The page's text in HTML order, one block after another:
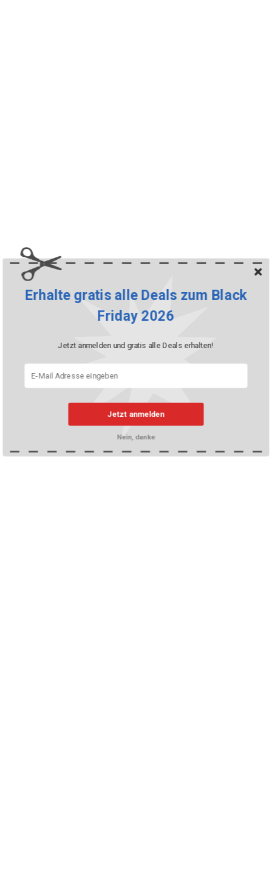
Jetzt anmelden
Erhalte gratis alle Deals zum Black
Friday 2026
Jetzt anmelden und gratis alle Deals erhalten!
Nein, danke